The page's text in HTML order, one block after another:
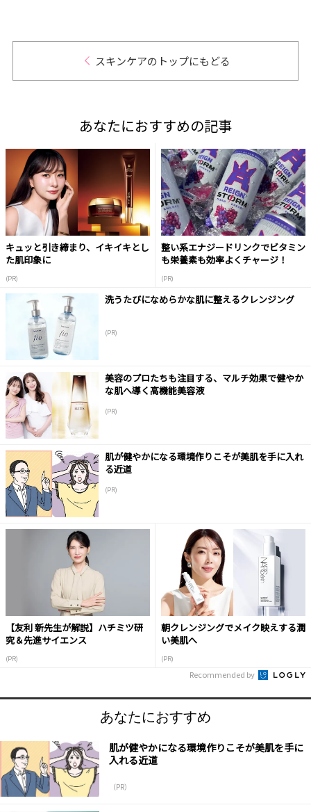
スキンケアのトップにもどる
あなたにおすすめの記事
キュッと引き締まり、イキイキとし
た肌印象に
(PR)
整い系エナジードリンクでビタミン
も栄養素も効率よくチャージ！
(PR)
洗うたびになめらかな肌に整えるクレンジング
(PR)
美容のプロたちも注目する、マルチ効果で健やか
な肌へ導く高機能美容液
(PR)
肌が健やかになる環境作りこそが美肌を手に入れ
る近道
(PR)
【友利 新先生が解説】ハチミツ研
究＆先進サイエンス
(PR)
朝クレンジングでメイク映えする潤
い美肌へ
(PR)
Recommended by
あなたにおすすめ
肌が健やかになる環境作りこそが美肌を手に
入れる近道
（PR）